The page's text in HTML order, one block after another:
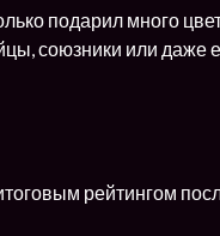
подарил много
союзники или даже
рейтингом